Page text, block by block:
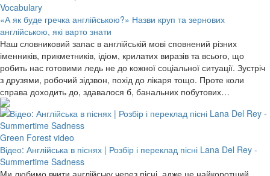
Vocabulary
«А як буде гречка англійською?» Назви круп та зернових
англійською, які варто знати
Наш словниковий запас в англійській мові сповнений різних
іменників, прикметників, ідіом, крилатих виразів та всього, що
робить нас готовими ледь не до кожної соціальної ситуації. Зустріч
з друзями, робочий зідзвон, похід до лікаря тощо. Проте коли
справа доходить до, здавалося б, банальних побутових…
Green Forest video
Відео: Англійська в піснях | Розбір і переклад пісні Lana Del Rey -
Summertime Sadness
Ми любимо вчити англійську через пісні, адже це найкоротший